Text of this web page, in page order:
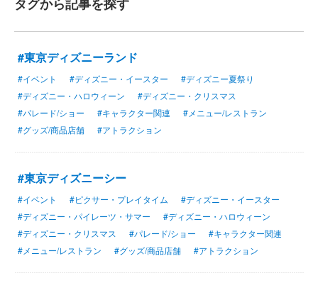
#東京ディズニーランド
#イベント #ディズニー・イースター
#ディズニー夏祭り
#ディズニー・ハロウィーン
#ディズニー・クリスマス
#パレード/ショー
#キャラクター関連
#メニュー/レストラン
#グッズ/商品店舗
#アトラクション
#東京ディズニーシー
#イベント #ピクサー・プレイタイム
#ディズニー・イースター
#ディズニー・パイレーツ・サマー
#ディズニー・ハロウィーン
#ディズニー・クリスマス
#パレード/ショー
#キャラクター関連
#メニュー/レストラン
#グッズ/商品店舗 #アトラクション